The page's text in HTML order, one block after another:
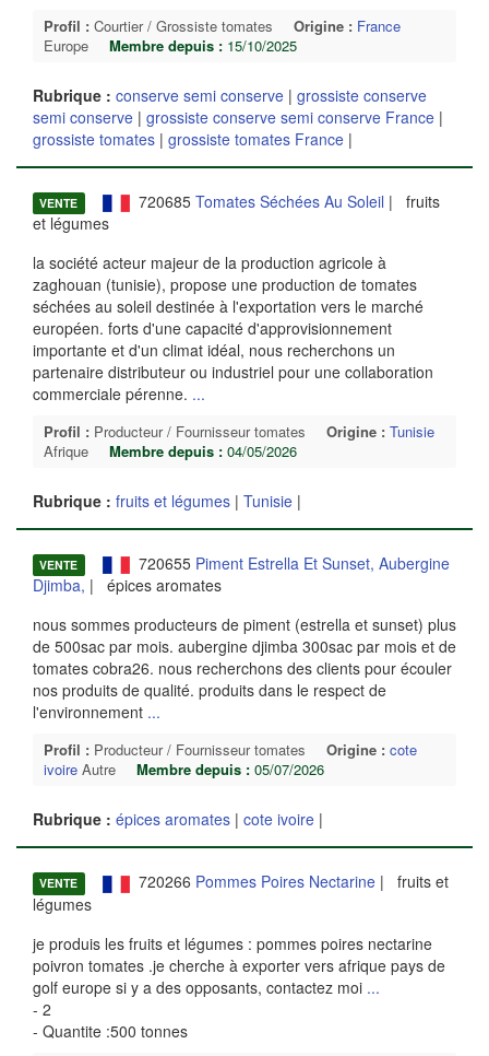
Profil : Courtier / Grossiste tomates Origine : France
Europe
Membre depuis : 15/10/2025
Rubrique : conserve semi conserve | grossiste conserve
semi conserve | grossiste conserve semi conserve France |
grossiste tomates | grossiste tomates France |
VENTE 720685 Tomates Séchées Au Soleil | fruits
et légumes
la société acteur majeur de la production agricole à
zaghouan (tunisie), propose une production de tomates
séchées au soleil destinée à l'exportation vers le marché
européen. forts d'une capacité d'approvisionnement
importante et d'un climat idéal, nous recherchons un
partenaire distributeur ou industriel pour une collaboration
commerciale pérenne. ...
Profil : Producteur / Fournisseur tomates Origine : Tunisie
Afrique
Membre depuis : 04/05/2026
Rubrique : fruits et légumes | Tunisie |
VENTE 720655 Piment Estrella Et Sunset, Aubergine
Djimba, | épices aromates
nous sommes producteurs de piment (estrella et sunset) plus
de 500sac par mois. aubergine djimba 300sac par mois et de
tomates cobra26. nous recherchons des clients pour écouler
nos produits de qualité. produits dans le respect de
l'environnement ...
Profil : Producteur / Fournisseur tomates Origine : cote
ivoire Autre Membre depuis : 05/07/2026
Rubrique : épices aromates | cote ivoire |
VENTE 720266 Pommes Poires Nectarine| fruits et
légumes
je produis les fruits et légumes : pommes poires nectarine
poivron tomates .je cherche à exporter vers afrique pays de
golf europe si y a des opposants, contactez moi ...
- 2
- Quantite :500 tonnes